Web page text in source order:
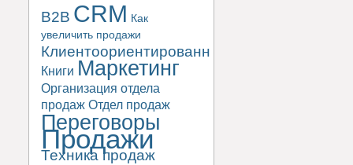
B2B CRM Как
увеличить продажи
Клиентоориентированность
Книги Маркетинг
Организация отдела
продаж Отдел продаж
Переговоры
Продажи
Техника продаж